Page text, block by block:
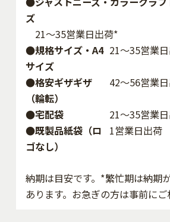
ズ
21～35営業日出荷*
●規格サイズ・A4
サイズ
21～35営業
●格安ギザギザ
（輪転）
42〜56営業
●宅配袋
21～35営業
●既製品紙袋（ロ
ゴなし）
1営業日出荷
納期は目安です。*繁忙期は納期
あります。お急ぎの方は事前にご